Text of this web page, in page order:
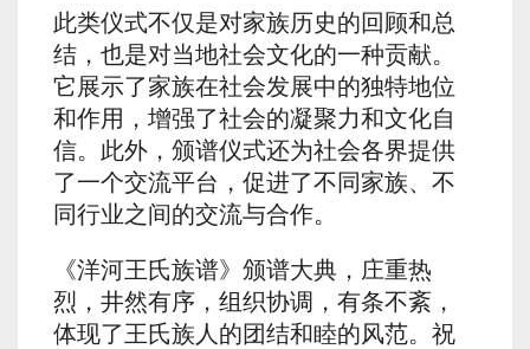
此类仪式不仅是对家族历史的回顾和总
结，也是对当地社会文化的一种贡献。
它展示了家族在社会发展中的独特地位
和作用，增强了社会的凝聚力和文化自
信。此外，颁谱仪式还为社会各界提供
了一个交流平台，促进了不同家族、不
同行业之间的交流与合作。
《洋河王氏族谱》颁谱大典，庄重热
烈，井然有序，组织协调，有条不紊，
体现了王氏族人的团结和睦的风范。祝